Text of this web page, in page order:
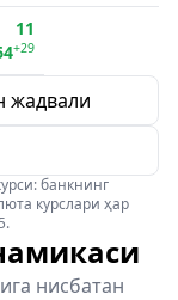
11
+29
жадвали
банкнинг
курслари ҳар
нисбатан